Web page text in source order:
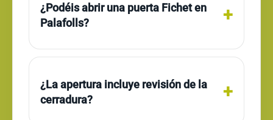
¿Podéis abrir una puerta Fichet en
Palafolls?
¿La apertura incluye revisión de la
cerradura?